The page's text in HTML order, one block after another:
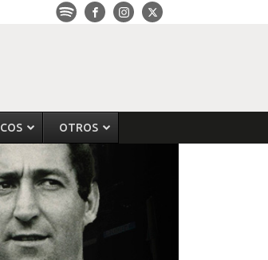
OTROS